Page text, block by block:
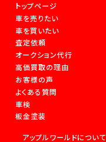
トップページ
車を売りたい
車を買いたい
査定依頼
オークション代行
高価買取の理由
お客様の声
よくある質問
車検
板金塗装
アップルワールドについて